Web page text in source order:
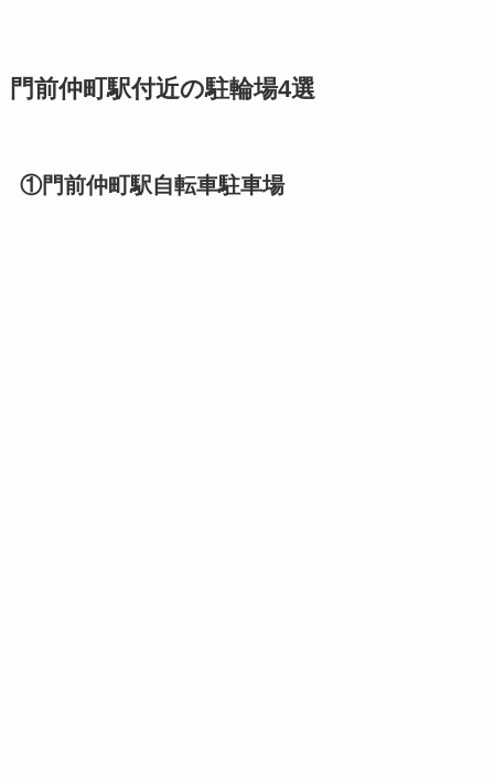
門前仲町駅付近の駐輪場4選
①門前仲町駅自転車駐車場